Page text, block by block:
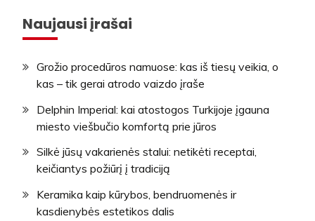
Naujausi įrašai
Grožio procedūros namuose: kas iš tiesų veikia, o
kas – tik gerai atrodo vaizdo įraše
Delphin Imperial: kai atostogos Turkijoje įgauna
miesto viešbučio komfortą prie jūros
Silkė jūsų vakarienės stalui: netikėti receptai,
keičiantys požiūrį į tradiciją
Keramika kaip kūrybos, bendruomenės ir
kasdienybės estetikos dalis